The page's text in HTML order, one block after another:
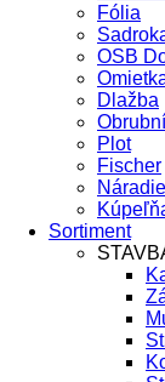
Fólia
OSB
Dlažba
Plot
Fischer
Náradie
Sortiment